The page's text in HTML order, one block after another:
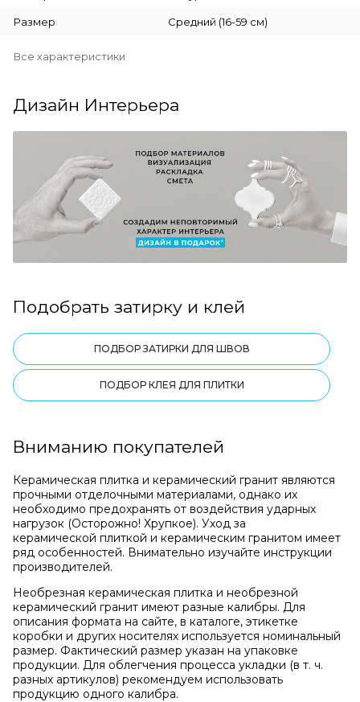
Размер Средний (16-59 см)
Все характеристики
Дизайн Интерьера
Подобрать затирку и клей
ПОДБОР ЗАТИРКИ ДЛЯ ШВОВ
ПОДБОР КЛЕЯ ДЛЯ ПЛИТКИ
Вниманию покупателей
Керамическая плитка и керамический гранит являются
прочными отделочными материалами, однако их
необходимо предохранять от воздействия ударных
нагрузок (Осторожно! Хрупкое). Уход за
керамической плиткой и керамическим гранитом имеет
ряд особенностей. Внимательно изучайте инструкции
производителей.
Необрезная керамическая плитка и необрезной
керамический гранит имеют разные калибры. Для
описания формата на сайте, в каталоге, этикетке
коробки и других носителях используется номинальный
размер. Фактический размер указан на упаковке
продукции. Для облегчения процесса укладки (в т. ч.
разных артикулов) рекомендуем использовать
продукцию одного калибра.